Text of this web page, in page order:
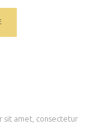
sit amet, consectetur